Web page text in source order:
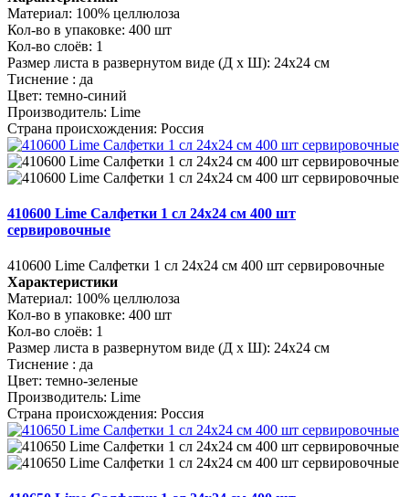
Материал: 100% целлюлоза
Кол-во в упаковке: 400 шт
Кол-во слоёв: 1
Размер листа в развернутом виде (Д х Ш): 24х24 см
Тиснение : да
Цвет: темно-синий
Производитель: Lime
Страна происхождения: Россия
410600 Lime Салфетки 1 сл 24х24 см 400 шт
сервировочные
410600 Lime Салфетки 1 сл 24х24 см 400 шт сервировочные
Характеристики
Материал: 100% целлюлоза
Кол-во в упаковке: 400 шт
Кол-во слоёв: 1
Размер листа в развернутом виде (Д х Ш): 24х24 см
Тиснение : да
Цвет: темно-зеленые
Производитель: Lime
Страна происхождения: Россия